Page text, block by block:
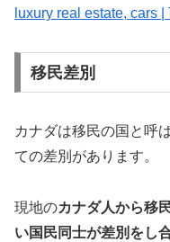
luxury real estate, cars
移民差別
カナダは移民の国と呼
ての差別があります。
現地のカナダ人から移
い国民同士が差別をし